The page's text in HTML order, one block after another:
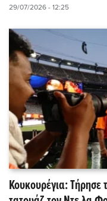
29/07/2026 - 12:25
Κουκουρέγια: Τήρησε